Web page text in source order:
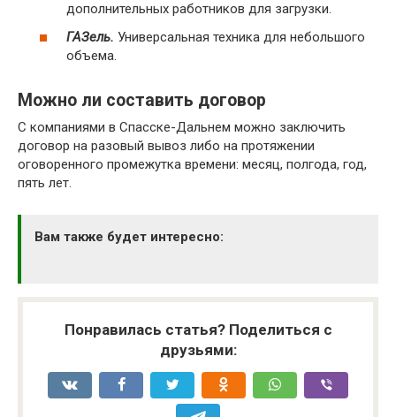
дополнительных работников для загрузки.
ГАЗель. Универсальная техника для небольшого
объема.
Можно ли составить договор
С компаниями в Спасске-Дальнем можно заключить
договор на разовый вывоз либо на протяжении
оговоренного промежутка времени: месяц, полгода, год,
пять лет.
Вам также будет интересно:
Понравилась статья? Поделиться с
друзьями: